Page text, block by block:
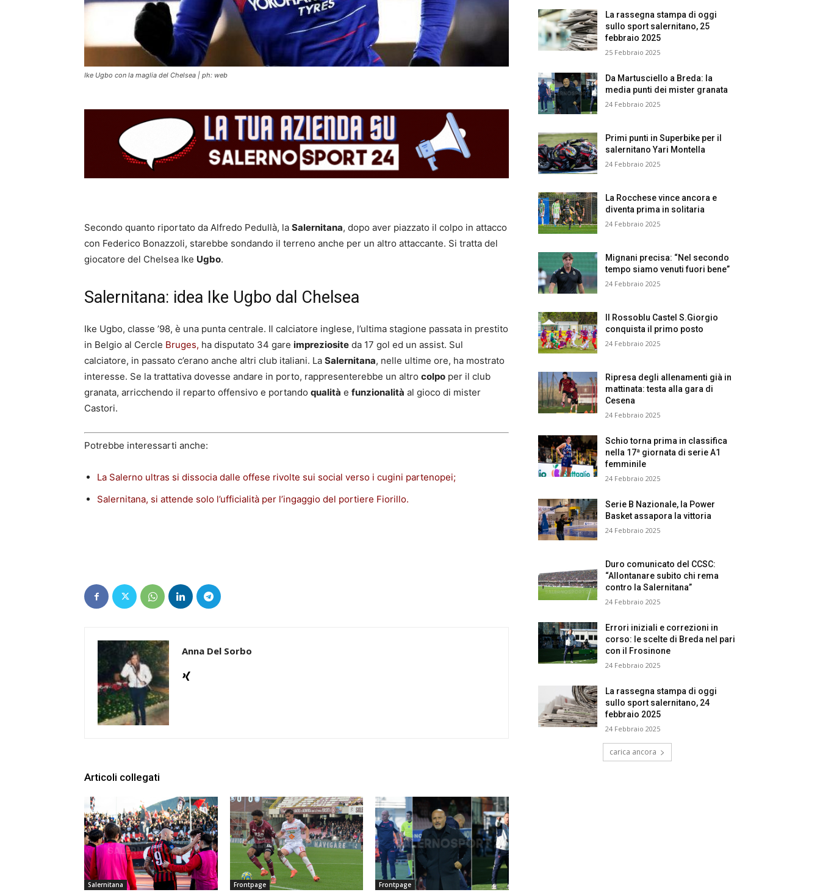
Ike Ugbo con la maglia del Chelsea | ph: web
Secondo quanto riportato da Alfredo Pedullà, la Salernitana, dopo aver piazzato il colpo in attacco
con Federico Bonazzoli, starebbe sondando il terreno anche per un altro attaccante. Si tratta del
giocatore del Chelsea Ike Ugbo.
Salernitana: idea Ike Ugbo dal Chelsea
Ike Ugbo, classe ’98, è una punta centrale. Il calciatore inglese, l’ultima stagione passata in prestito
in Belgio al Cercle Bruges, ha disputato 34 gare impreziosite da 17 gol ed un assist. Sul
calciatore, in passato c’erano anche altri club italiani. La Salernitana, nelle ultime ore, ha mostrato
interesse. Se la trattativa dovesse andare in porto, rappresenterebbe un altro colpo per il club
granata, arricchendo il reparto offensivo e portando qualità e funzionalità al gioco di mister
Castori.
Potrebbe interessarti anche:
La Salerno ultras si dissocia dalle offese rivolte sui social verso i cugini partenopei;
Salernitana, si attende solo l’ufficialità per l’ingaggio del portiere Fiorillo.
Anna Del Sorbo
Articoli collegati
Salernitana Frontpage Frontpage
La rassegna stampa di oggi
sullo sport salernitano, 25
febbraio 2025
25 Febbraio 2025
Da Martusciello a Breda: la
media punti dei mister granata
24 Febbraio 2025
Primi punti in Superbike per il
salernitano Yari Montella
24 Febbraio 2025
La Rocchese vince ancora e
diventa prima in solitaria
24 Febbraio 2025
Mignani precisa: “Nel secondo
tempo siamo venuti fuori bene”
24 Febbraio 2025
Il Rossoblu Castel S.Giorgio
conquista il primo posto
24 Febbraio 2025
Ripresa degli allenamenti già in
mattinata: testa alla gara di
Cesena
24 Febbraio 2025
Schio torna prima in classifica
nella 17ª giornata di serie A1
femminile
24 Febbraio 2025
Serie B Nazionale, la Power
Basket assapora la vittoria
24 Febbraio 2025
Duro comunicato del CCSC:
“Allontanare subito chi rema
contro la Salernitana”
24 Febbraio 2025
Errori iniziali e correzioni in
corso: le scelte di Breda nel pari
con il Frosinone
24 Febbraio 2025
La rassegna stampa di oggi
sullo sport salernitano, 24
febbraio 2025
24 Febbraio 2025
carica ancora